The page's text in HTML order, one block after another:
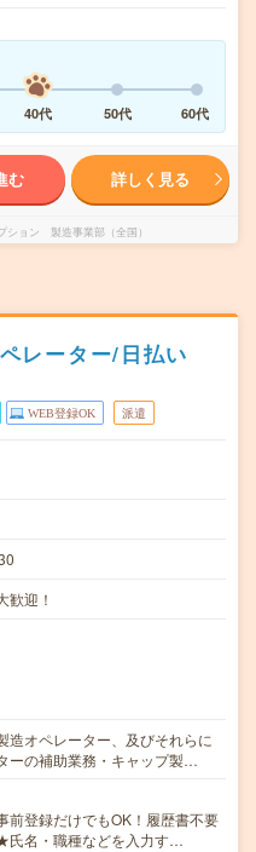
40代 50代 60代
む 詳しく見る
ション 製造事業部（全国）
レーター/日払い
WEB登録OK 派遣
歓迎！
造オペレーター、及びそれらに
ーの補助業務・キャップ製…
登録だけでもOK！履歴書不要
氏名・職種などを入力す…